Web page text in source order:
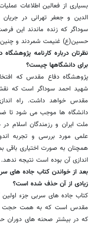
بسیاری از فعالین اطلاعات
الدین و جعفر تهرانی در
سوداگر که زنده ماندند این
حسین(ع) غنیمت شمردند و چنین
نظرتان درباره کارنامه
برای دانشگاهها چیست؟
پژوهشگاه دفاع مقدس که
شهید احمد سوداگر است که
مقدس خواهد داشت. راه
دانشگاه ها موجب می شود تا
ملت ایران و رزمندگان اسلام
علمی مورد بررسی و تجربه
همچنان به صورت اختیاری باقی
اندازی آن بوده است نتیجه ندهد.
بعد از خواندن کتاب جاده های
زیادی از آن حذف شده است؟
کتاب جاده های سربی جزء اولین
مقدس است که به همت حجت
که در بیشتر صحنه های دوران